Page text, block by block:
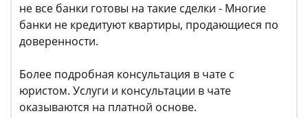
не все банки готовы на такие сделки - Многие
банки не кредитуют квартиры, продающиеся по
доверенности.
Более подробная консультация в чате с
юристом. Услуги и консультации в чате
оказываются на платной основе.